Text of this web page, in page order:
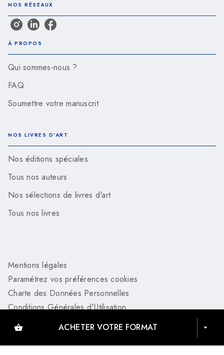
shopping_basket ACHETER VOTRE FORMAT arrow_drop_down
NOS RÉSEAUX
À PROPOS
Qui sommes-nous ?
FAQ
Soumettre votre manuscrit
NOS LIVRES D'ART
Nos éditions spéciales
Tous nos auteurs
Nos sélections de livres d'art
Tous nos livres
Mentions légales
Paramétrez vos préférences cookies
Charte des Données Personnelles
Conditions Générales d'Utilisation
Charte de référencement